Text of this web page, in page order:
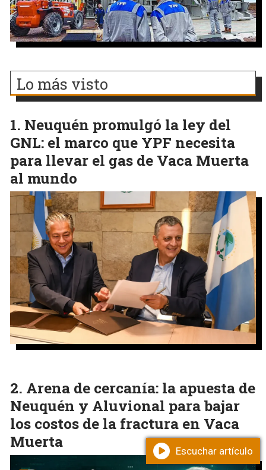
Lo más visto
Neuquén promulgó la ley del
GNL: el marco que YPF necesita
para llevar el gas de Vaca Muerta
al mundo
Arena de cercanía: la apuesta de
Neuquén y Aluvional para bajar
los costos de la fractura en Vaca
Muerta
Escuchar artículo